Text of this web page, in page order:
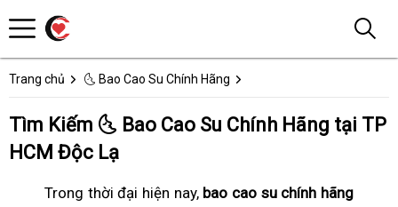
Trang chủ 🌜 Bao Cao Su Chính Hãng
Tìm Kiếm 🌜 Bao Cao Su Chính Hãng tại TP
HCM Độc Lạ
Trong thời đại hiện nay, bao cao su chính hãng